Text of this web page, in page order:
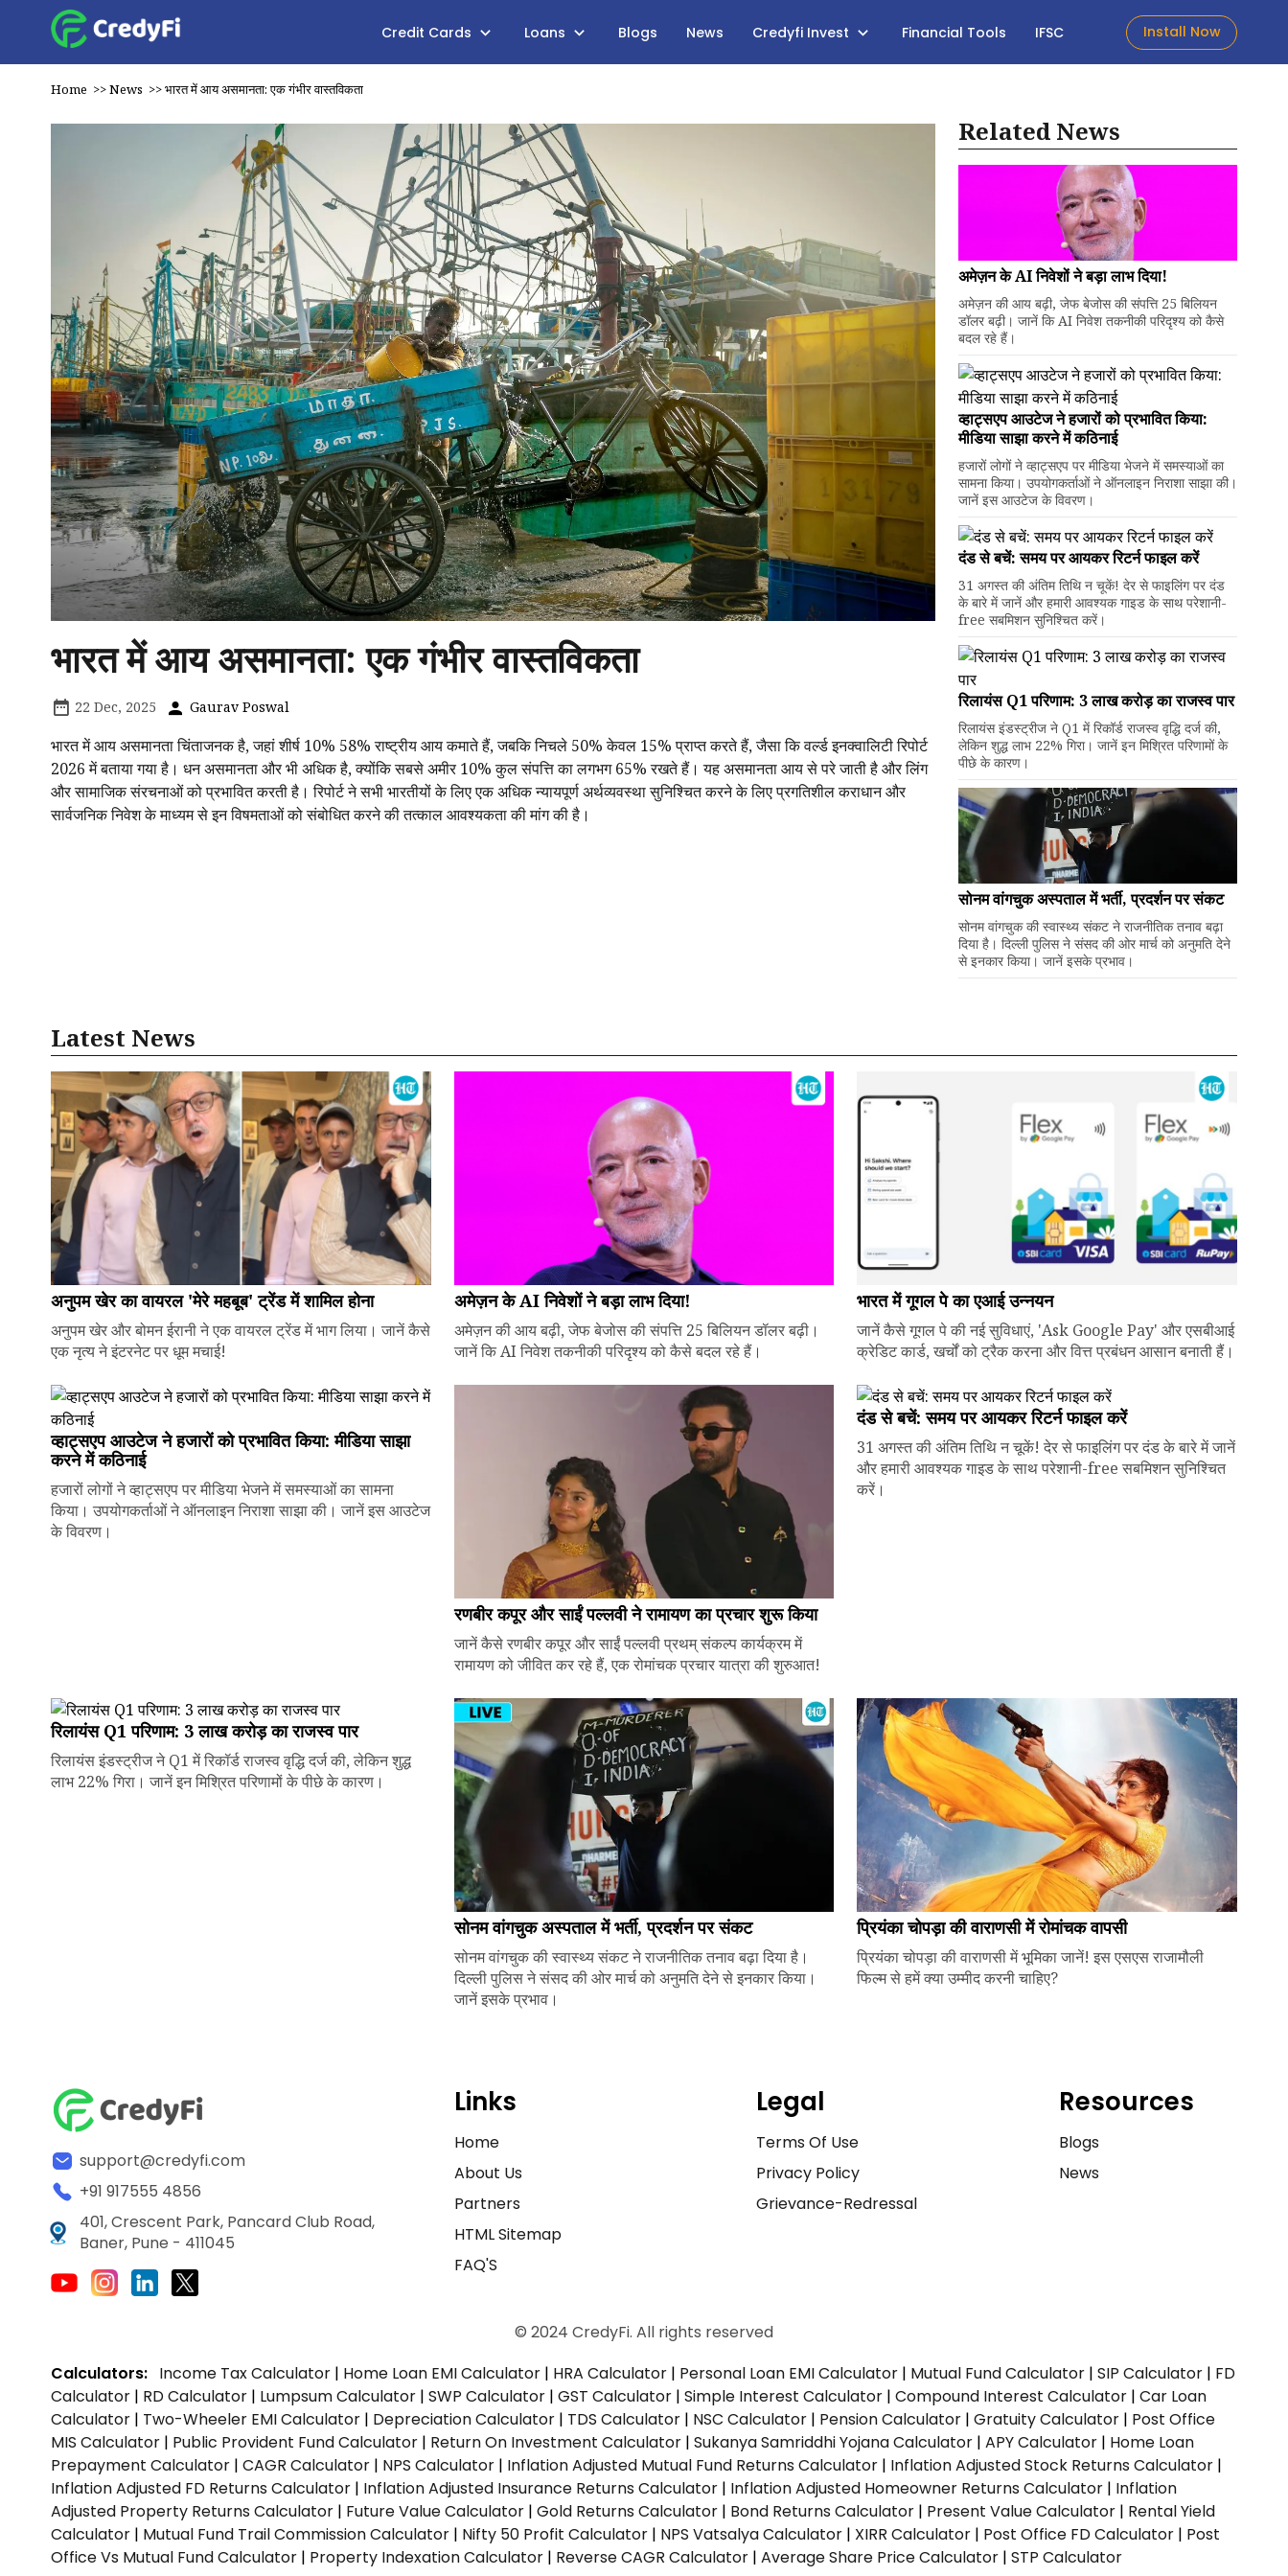
Credit Cards Loans Blogs News Credyfi Invest Financial Tools IFSC Install Now
Home >>News >>भारत में आय असमानता: एक गंभीर वास्तविकता
भारत में आय असमानता: एक गंभीर वास्तविकता
22 Dec, 2025 Gaurav Poswal
भारत में आय असमानता चिंताजनक है, जहां शीर्ष 10% 58% राष्ट्रीय आय कमाते हैं, जबकि निचले 50% केवल 15% प्राप्त करते हैं, जैसा कि वर्ल्ड इनक्वालिटी रिपोर्ट
2026 में बताया गया है। धन असमानता और भी अधिक है, क्योंकि सबसे अमीर 10% कुल संपत्ति का लगभग 65% रखते हैं। यह असमानता आय से परे जाती है और लिंग
और सामाजिक संरचनाओं को प्रभावित करती है। रिपोर्ट ने सभी भारतीयों के लिए एक अधिक न्यायपूर्ण अर्थव्यवस्था सुनिश्चित करने के लिए प्रगतिशील कराधान और
सार्वजनिक निवेश के माध्यम से इन विषमताओं को संबोधित करने की तत्काल आवश्यकता की मांग की है।
Related News
अमेज़न के AI निवेशों ने बड़ा लाभ दिया!
अमेज़न की आय बढ़ी, जेफ बेजोस की संपत्ति 25 बिलियन
डॉलर बढ़ी। जानें कि AI निवेश तकनीकी परिदृश्य को कैसे
बदल रहे हैं।
व्हाट्सएप आउटेज ने हजारों को प्रभावित किया:
मीडिया साझा करने में कठिनाई
हजारों लोगों ने व्हाट्सएप पर मीडिया भेजने में समस्याओं का
सामना किया। उपयोगकर्ताओं ने ऑनलाइन निराशा साझा की।
जानें इस आउटेज के विवरण।
दंड से बचें: समय पर आयकर रिटर्न फाइल करें
31 अगस्त की अंतिम तिथि न चूकें! देर से फाइलिंग पर दंड
के बारे में जानें और हमारी आवश्यक गाइड के साथ परेशानी-
free सबमिशन सुनिश्चित करें।
रिलायंस Q1 परिणाम: ₹3 लाख करोड़ का राजस्व पार
रिलायंस इंडस्ट्रीज ने Q1 में रिकॉर्ड राजस्व वृद्धि दर्ज की,
लेकिन शुद्ध लाभ 22% गिरा। जानें इन मिश्रित परिणामों के
पीछे के कारण।
सोनम वांगचुक अस्पताल में भर्ती, प्रदर्शन पर संकट
सोनम वांगचुक की स्वास्थ्य संकट ने राजनीतिक तनाव बढ़ा
दिया है। दिल्ली पुलिस ने संसद की ओर मार्च को अनुमति देने
से इनकार किया। जानें इसके प्रभाव।
Latest News
अनुपम खेर का वायरल 'मेरे महबूब' ट्रेंड में शामिल होना
अनुपम खेर और बोमन ईरानी ने एक वायरल ट्रेंड में भाग लिया। जानें कैसे
एक नृत्य ने इंटरनेट पर धूम मचाई!
अमेज़न के AI निवेशों ने बड़ा लाभ दिया!
अमेज़न की आय बढ़ी, जेफ बेजोस की संपत्ति 25 बिलियन डॉलर बढ़ी।
जानें कि AI निवेश तकनीकी परिदृश्य को कैसे बदल रहे हैं।
भारत में गूगल पे का एआई उन्नयन
जानें कैसे गूगल पे की नई सुविधाएं, 'Ask Google Pay' और एसबीआई
क्रेडिट कार्ड, खर्चों को ट्रैक करना और वित्त प्रबंधन आसान बनाती हैं।
व्हाट्सएप आउटेज ने हजारों को प्रभावित किया: मीडिया साझा
करने में कठिनाई
हजारों लोगों ने व्हाट्सएप पर मीडिया भेजने में समस्याओं का सामना
किया। उपयोगकर्ताओं ने ऑनलाइन निराशा साझा की। जानें इस आउटेज
के विवरण।
रणबीर कपूर और साईं पल्लवी ने रामायण का प्रचार शुरू किया
जानें कैसे रणबीर कपूर और साईं पल्लवी प्रथम् संकल्प कार्यक्रम में
रामायण को जीवित कर रहे हैं, एक रोमांचक प्रचार यात्रा की शुरुआत!
दंड से बचें: समय पर आयकर रिटर्न फाइल करें
31 अगस्त की अंतिम तिथि न चूकें! देर से फाइलिंग पर दंड के बारे में जानें
और हमारी आवश्यक गाइड के साथ परेशानी-free सबमिशन सुनिश्चित
करें।
रिलायंस Q1 परिणाम: ₹3 लाख करोड़ का राजस्व पार
रिलायंस इंडस्ट्रीज ने Q1 में रिकॉर्ड राजस्व वृद्धि दर्ज की, लेकिन शुद्ध
लाभ 22% गिरा। जानें इन मिश्रित परिणामों के पीछे के कारण।
सोनम वांगचुक अस्पताल में भर्ती, प्रदर्शन पर संकट
सोनम वांगचुक की स्वास्थ्य संकट ने राजनीतिक तनाव बढ़ा दिया है।
दिल्ली पुलिस ने संसद की ओर मार्च को अनुमति देने से इनकार किया।
जानें इसके प्रभाव।
प्रियंका चोपड़ा की वाराणसी में रोमांचक वापसी
प्रियंका चोपड़ा की वाराणसी में भूमिका जानें! इस एसएस राजामौली
फिल्म से हमें क्या उम्मीद करनी चाहिए?
support@credyfi.com
+91 917555 4856
401, Crescent Park, Pancard Club Road,
Baner, Pune - 411045
Links
Home
About Us
Partners
HTML Sitemap
FAQ'S
Legal
Terms Of Use
Privacy Policy
Grievance-Redressal
Resources
Blogs
News
© 2024 CredyFi. All rights reserved
Calculators: Income Tax Calculator | Home Loan EMI Calculator | HRA Calculator | Personal Loan EMI Calculator | Mutual Fund Calculator | SIP Calculator | FD
Calculator | RD Calculator | Lumpsum Calculator | SWP Calculator | GST Calculator | Simple Interest Calculator | Compound Interest Calculator | Car Loan
Calculator | Two-Wheeler EMI Calculator | Depreciation Calculator | TDS Calculator | NSC Calculator | Pension Calculator | Gratuity Calculator | Post Office
MIS Calculator | Public Provident Fund Calculator | Return On Investment Calculator | Sukanya Samriddhi Yojana Calculator | APY Calculator | Home Loan
Prepayment Calculator | CAGR Calculator | NPS Calculator | Inflation Adjusted Mutual Fund Returns Calculator | Inflation Adjusted Stock Returns Calculator |
Inflation Adjusted FD Returns Calculator | Inflation Adjusted Insurance Returns Calculator | Inflation Adjusted Homeowner Returns Calculator | Inflation
Adjusted Property Returns Calculator | Future Value Calculator | Gold Returns Calculator | Bond Returns Calculator | Present Value Calculator | Rental Yield
Calculator | Mutual Fund Trail Commission Calculator | Nifty 50 Profit Calculator | NPS Vatsalya Calculator | XIRR Calculator | Post Office FD Calculator | Post
Office Vs Mutual Fund Calculator | Property Indexation Calculator | Reverse CAGR Calculator | Average Share Price Calculator | STP Calculator